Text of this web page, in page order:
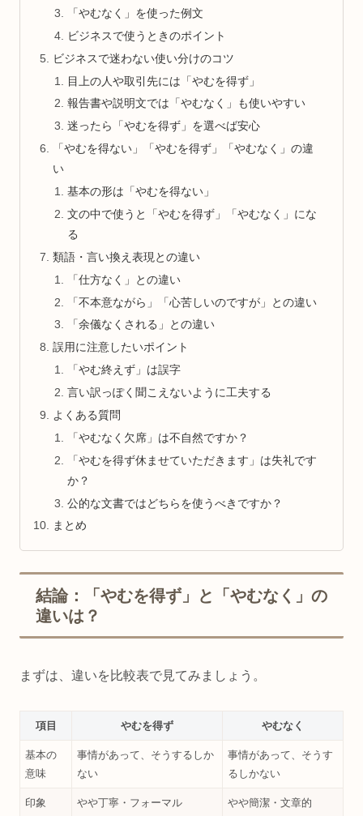
「やむなく」を使った例文
ビジネスで使うときのポイント
ビジネスで迷わない使い分けのコツ
目上の人や取引先には「やむを得ず」
報告書や説明文では「やむなく」も使いやすい
迷ったら「やむを得ず」を選べば安心
「やむを得ない」「やむを得ず」「やむなく」の違
い
基本の形は「やむを得ない」
文の中で使うと「やむを得ず」「やむなく」にな
る
類語・言い換え表現との違い
「仕方なく」との違い
「不本意ながら」「心苦しいのですが」との違い
「余儀なくされる」との違い
誤用に注意したいポイント
「やむ終えず」は誤字
言い訳っぽく聞こえないように工夫する
よくある質問
「やむなく欠席」は不自然ですか？
「やむを得ず休ませていただきます」は失礼です
か？
公的な文書ではどちらを使うべきですか？
まとめ
結論：「やむを得ず」と「やむなく」の
違いは？
まずは、違いを比較表で見てみましょう。
項目 やむを得ず やむなく
基本の
意味
事情があって、そうするしか
ない
事情があって、そうす
るしかない
印象 やや丁寧・フォーマル やや簡潔・文章的